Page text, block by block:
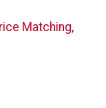
Matching,